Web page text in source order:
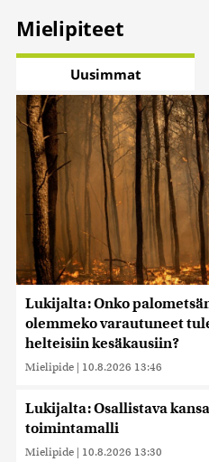
Mielipiteet
Uusimmat
Lukijalta: Onko
olemmeko varautuneet
helteisiin kesäkausiin?
Mielipide | 10.8.2026 13:46
Lukijalta: Osallistava
toimintamalli
Mielipide | 10.8.2026 13:30